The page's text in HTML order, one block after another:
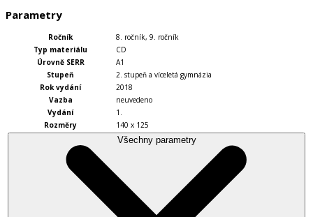
Parametry
Ročník 8. ročník, 9. ročník
Typ materiálu
CD
Úrovně SERR
A1
Stupeň
2. stupeň a víceletá gymnázia
Rok vydání
2018
Vazba
neuvedeno
Vydání
1.
Rozměry
140 x 125
Všechny parametry